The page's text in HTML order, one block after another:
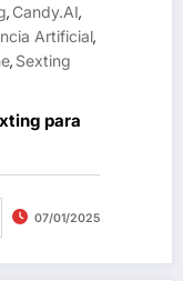
, Candy.AI,
Artificial,
, Sexting
para
07/01/2025